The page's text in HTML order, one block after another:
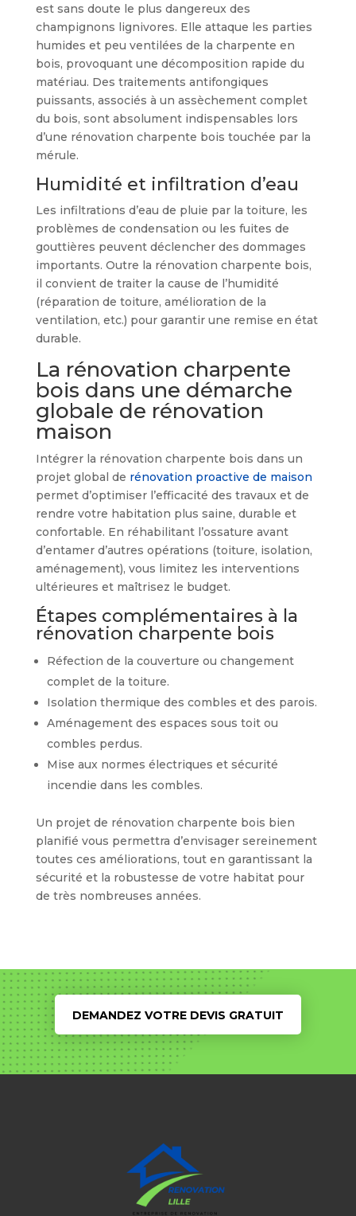
est sans doute le plus dangereux des
champignons lignivores. Elle attaque les parties
humides et peu ventilées de la charpente en
bois, provoquant une décomposition rapide du
matériau. Des traitements antifongiques
puissants, associés à un assèchement complet
du bois, sont absolument indispensables lors
d’une rénovation charpente bois touchée par la
mérule.
Humidité et infiltration d’eau
Les infiltrations d’eau de pluie par la toiture, les
problèmes de condensation ou les fuites de
gouttières peuvent déclencher des dommages
importants. Outre la rénovation charpente bois,
il convient de traiter la cause de l’humidité
(réparation de toiture, amélioration de la
ventilation, etc.) pour garantir une remise en état
durable.
La rénovation charpente
bois dans une démarche
globale de rénovation
maison
Intégrer la rénovation charpente bois dans un
projet global de rénovation proactive de maison
permet d’optimiser l’efficacité des travaux et de
rendre votre habitation plus saine, durable et
confortable. En réhabilitant l’ossature avant
d’entamer d’autres opérations (toiture, isolation,
aménagement), vous limitez les interventions
ultérieures et maîtrisez le budget.
Étapes complémentaires à la
rénovation charpente bois
Réfection de la couverture ou changement
complet de la toiture.
Isolation thermique des combles et des parois.
Aménagement des espaces sous toit ou
combles perdus.
Mise aux normes électriques et sécurité
incendie dans les combles.
Un projet de rénovation charpente bois bien
planifié vous permettra d’envisager sereinement
toutes ces améliorations, tout en garantissant la
sécurité et la robustesse de votre habitat pour
de très nombreuses années.
DEMANDEZ VOTRE DEVIS GRATUIT